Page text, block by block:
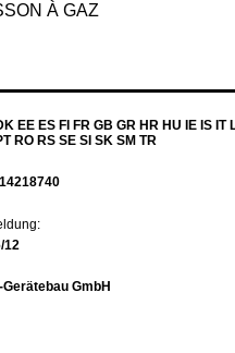
À GAZ
EE ES FI FR GB GR HR HU IE IS IT
RO RS SE SI SK SM TR
12
Gerätebau GmbH